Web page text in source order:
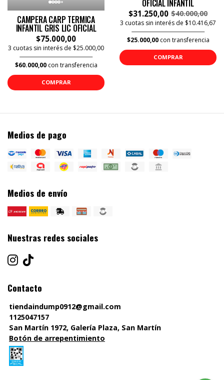
CAMPERA CARP TERMICA
INFANTIL GRIS LIC OFICIAL
$75.000,00
3 cuotas sin interés de $25.000,00
$60.000,00con transferencia
COMPRAR
OFICIAL INFANTIL
$31.250,00 $40.000,00
3 cuotas sin interés de $10.416,67
$25.000,00con transferencia
COMPRAR
Medios de pago
Medios de envío
Nuestras redes sociales
Contacto
tiendaindump0912@gmail.com
1125047157
San Martín 1972, Galería Plaza, San Martín
Botón de arrepentimiento